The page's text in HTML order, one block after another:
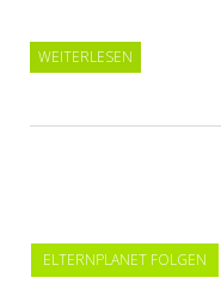
WEITERLESEN
ELTERNPLANET FOLGEN